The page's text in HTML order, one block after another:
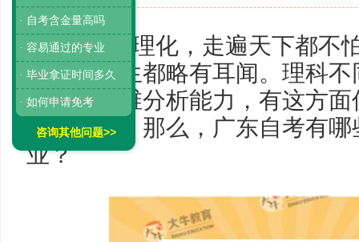
“学好数理化，走遍天下都不
很多的考生都略有耳闻。理科
重逻辑思维分析能力，有这方
重于理科，那么，广东自考有
业？
· 自考含金量高吗
· 容易通过的专业
· 毕业拿证时间多久
· 如何申请免考
咨询其他问题>>